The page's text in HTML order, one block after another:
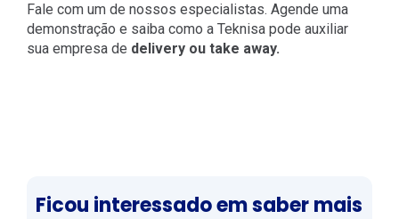
Fale com um de nossos especialistas. Agende uma
demonstração e saiba como a Teknisa pode auxiliar
sua empresa de delivery ou take away.
Ficou interessado em saber mais